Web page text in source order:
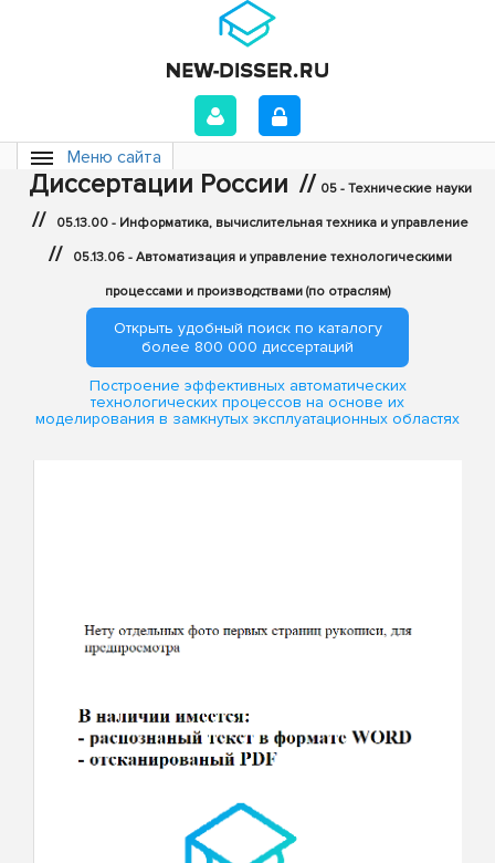
Меню сайта
Диссертации России // 05 - Технические науки
// 05.13.00 - Информатика, вычислительная техника и управление
// 05.13.06 - Автоматизация и управление технологическими
процессами и производствами (по отраслям)
Открыть удобный поиск по каталогу
более 800 000 диссертаций
Построение эффективных автоматических
технологических процессов на основе их
моделирования в замкнутых эксплуатационных областях